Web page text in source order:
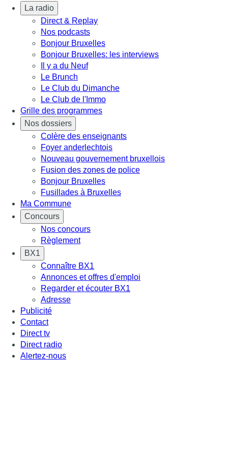
La radio
Direct & Replay
Nos podcasts
Bonjour Bruxelles
Bonjour Bruxelles: les interviews
Il y a du Neuf
Le Brunch
Le Club du Dimanche
Le Club de l'Immo
Grille des programmes
Nos dossiers
Colère des enseignants
Foyer anderlechtois
Nouveau gouvernement bruxellois
Fusion des zones de police
Bonjour Bruxelles
Fusillades à Bruxelles
Ma Commune
Concours
Nos concours
Règlement
BX1
Connaître BX1
Annonces et offres d'emploi
Regarder et écouter BX1
Adresse
Publicité
Contact
Direct tv
Direct radio
Alertez-nous